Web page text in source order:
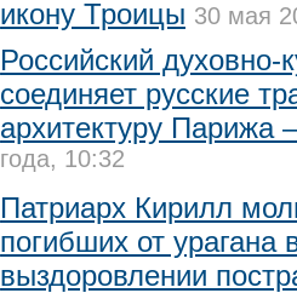
икону Троицы 30 мая
Российский духовно-
соединяет русские
архитектуру Парижа
года, 10:32
Патриарх Кирилл
погибших от урагана
выздоровлении